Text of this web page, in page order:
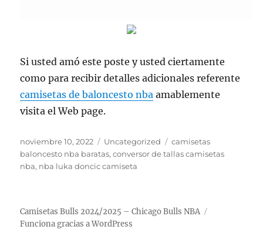
Si usted amó este poste y usted ciertamente
como para recibir detalles adicionales referente
camisetas de baloncesto nba amablemente
visita el Web page.
Publicado
el
noviembre 10, 2022 Categorías
Uncategorized Etiquetas
camisetas
baloncesto nba baratas,conversor de tallas camisetas
nba, nba luka doncic camiseta
Camisetas Bulls 2024/2025 – Chicago Bulls NBA
Funciona gracias a WordPress